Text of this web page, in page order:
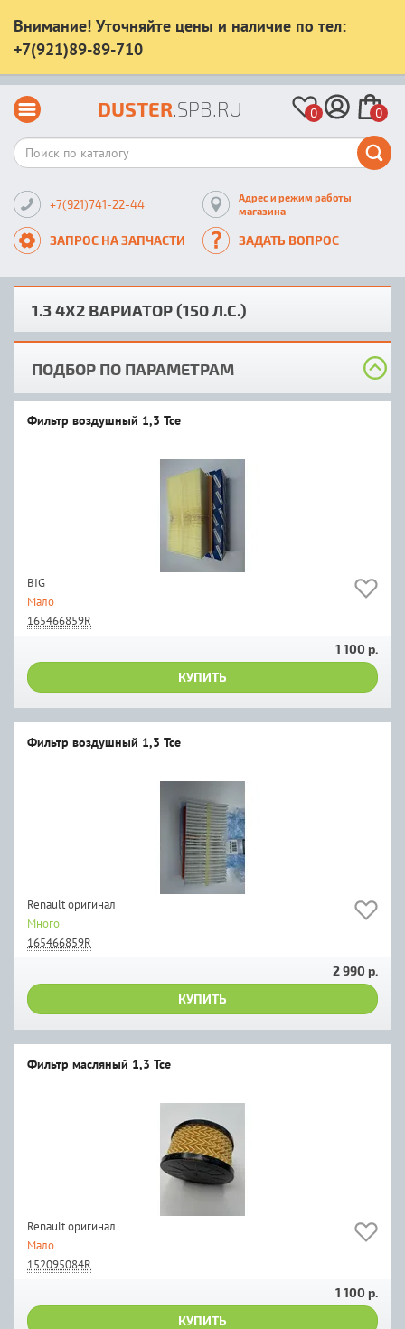
Внимание! Уточняйте цены и наличие по тел:
+7(921)89-89-710
DUSTER.SPB.RU 0 0
+7(921)741-22-44
Адрес и режим работы
магазина
ЗАПРОС НА ЗАПЧАСТИ ЗАДАТЬ ВОПРОС
1.3 4Х2 ВАРИАТОР (150 Л.С.)
ПОДБОР ПО ПАРАМЕТРАМ
Фильтр воздушный 1,3 Tce
BIG
Мало
165466859R
1 100 р.
КУПИТЬ
Фильтр воздушный 1,3 Tce
Renault оригинал
Много
165466859R
2 990 р.
КУПИТЬ
Фильтр масляный 1,3 Tce
Renault оригинал
Мало
152095084R
1 100 р.
КУПИТЬ